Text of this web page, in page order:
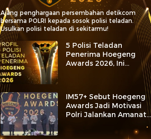
Ajang penghargaan persembahan detikcom
bersama POLRI kepada sosok polisi teladan.
Usulkan polisi teladan di sekitarmu!
5 Polisi Teladan
Penerima Hoegeng
Awards 2026, Ini
Kategori dan Kiprahnya
IM57+ Sebut Hoegeng
Awards Jadi Motivasi
Polri Jalankan Amanat